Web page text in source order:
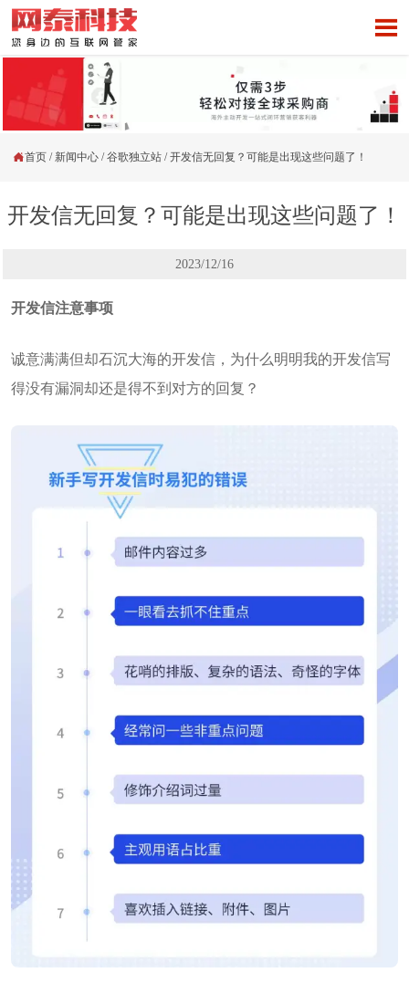

首页 / 新闻中心 /谷歌独立站 /开发信无回复？可能是出现这些问题了！
开发信无回复？可能是出现这些问题了！
2023/12/16
开发信注意事项
诚意满满但却石沉大海的开发信，为什么明明我的开发信写
得没有漏洞却还是得不到对方的回复？